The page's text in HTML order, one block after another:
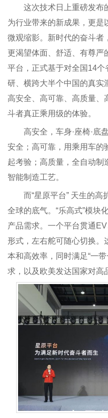
这次技术日上重磅发布
为行业带来的新成果，更是
微观缩影。新时代的奋斗者
更渴望体面、舒适、有尊严
平台，正式基于对全国14
研、横跨大半个中国的真实
高安全、高可靠、高质量、
斗者真正乘用级的体验。
高安全，车身·座椅·底
安全；高可靠，用乘用车的
起考验；高质量，全自动制
智能制造工艺。
而“星原平台” 天生的
全球的底气。“乐高式”模块
产品需求。一个平台贯通
形式，左右舵可随心切换。
本和高效率，同时满足“一
求，以及欧美发达国家对高